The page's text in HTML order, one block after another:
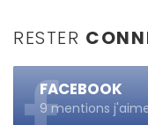
RESTER
FACEBOOK
9 mentions